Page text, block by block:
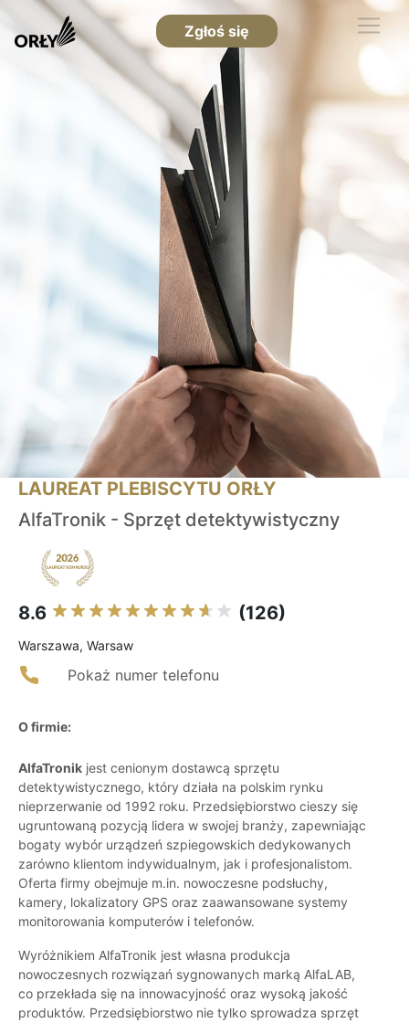
Zgłoś się
LAUREAT PLEBISCYTU ORŁY
AlfaTronik - Sprzęt detektywistyczny
8.6 (126)
Warszawa, Warsaw
Pokaż numer telefonu
O firmie:
AlfaTronik jest cenionym dostawcą sprzętu
detektywistycznego, który działa na polskim rynku
nieprzerwanie od 1992 roku. Przedsiębiorstwo cieszy się
ugruntowaną pozycją lidera w swojej branży, zapewniając
bogaty wybór urządzeń szpiegowskich dedykowanych
zarówno klientom indywidualnym, jak i profesjonalistom.
Oferta firmy obejmuje m.in. nowoczesne podsłuchy,
kamery, lokalizatory GPS oraz zaawansowane systemy
monitorowania komputerów i telefonów.
Wyróżnikiem AlfaTronik jest własna produkcja
nowoczesnych rozwiązań sygnowanych marką AlfaLAB,
co przekłada się na innowacyjność oraz wysoką jakość
produktów. Przedsiębiorstwo nie tylko sprowadza sprzęt